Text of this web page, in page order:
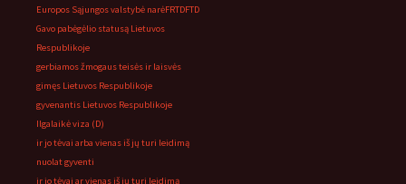
Europos Sąjungos valstybė narėFRTDFTD
Gavo pabėgėlio statusą Lietuvos
Respublikoje
gerbiamos žmogaus teisės ir laisvės
gimęs Lietuvos Respublikoje
gyvenantis Lietuvos Respublikoje
Ilgalaikė viza (D)
ir jo tėvai arba vienas iš jų turi leidimą
nuolat gyventi
ir jo tėvai ar vienas iš jų turi leidimą